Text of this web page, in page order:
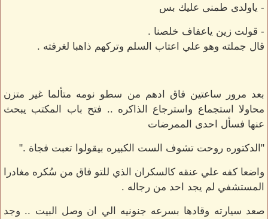
- ياولدى طمنى عليك بس
- قولت زين ياعفاف خلصنا .
قال جملته وهو علي اعتاب السلم وتركهم ذاهبا لغرفته .
بعد مرور ساعتين فاق ادهم من سطو نومه متألما غير متزن
محاولا استجماع واسترجاع الذاكره .. فتح باب المكتب يبحث
عنها فسأل احدى الممرضات
"الدكتوره روحت تشوف الست الكبيره بيقولوا تعبت فجاة ."
واضعا كفه علي عنقه كالسكران الذي للتو فاق من سُكره مغادرا
المستشفي لم يجد احد من رجاله .
صعد سيارته وقادها بسرعه جنونيه الي ان وصل البيت .. وجد